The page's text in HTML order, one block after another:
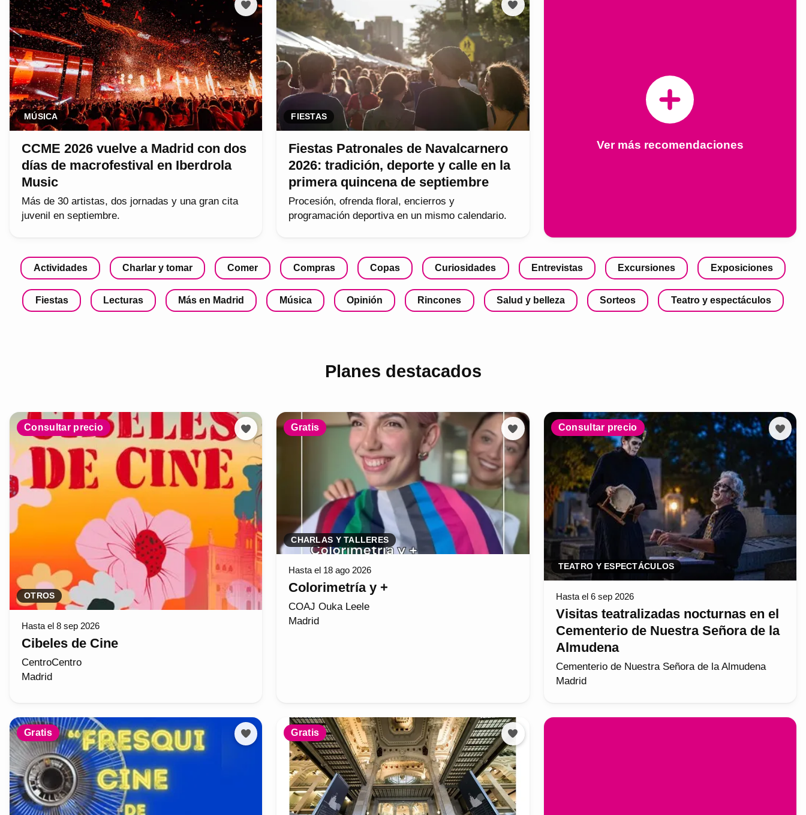
MÚSICA
CCME 2026 vuelve a Madrid con dos
días de macrofestival en Iberdrola
Music
Más de 30 artistas, dos jornadas y una gran cita
juvenil en septiembre.
FIESTAS
Fiestas Patronales de Navalcarnero
2026: tradición, deporte y calle en la
primera quincena de septiembre
Procesión, ofrenda floral, encierros y
programación deportiva en un mismo calendario.
Ver más recomendaciones
Actividades Charlar y tomar Comer Compras Copas Curiosidades Entrevistas Excursiones Exposiciones
Fiestas Lecturas Más en Madrid Música Opinión Rincones Salud y belleza Sorteos Teatro y espectáculos
Planes destacados
Consultar precio
OTROS
Hasta el 8 sep 2026
Cibeles de Cine
CentroCentro
Madrid
Gratis
CHARLAS Y TALLERES
Hasta el 18 ago 2026
Colorimetría y +
COAJ Ouka Leele
Madrid
Consultar precio
TEATRO Y ESPECTÁCULOS
Hasta el 6 sep 2026
Visitas teatralizadas nocturnas en el
Cementerio de Nuestra Señora de la
Almudena
Cementerio de Nuestra Señora de la Almudena
Madrid
Gratis Gratis